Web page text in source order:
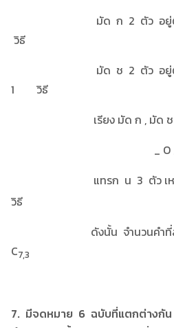
มัด ก 2 ตัว อยู่
วิธี
มัด ช 2 ตัว อยู่
1 วิธี
เรียง มัด ก , มัด ช , ค
_ O _ O _ O _
แทรก น 3 ตัว เหมือน
วิธี
ดังนั้น จำนวนคำที่สร้า
C7,3
=
7. มีจดหมาย 6 ฉบับที่แตกต่างกั